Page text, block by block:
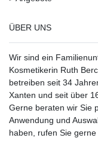
ÜBER UNS
Wir sind ein
Kosmetikerin Ruth
betreiben seit 34
Xanten und seit über
Gerne beraten wir Sie
Anwendung und
haben, rufen Sie